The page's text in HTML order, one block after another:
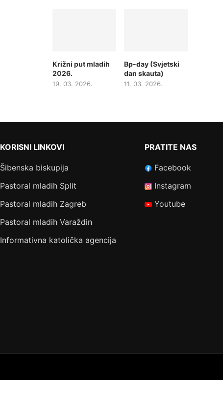
Križni put mladih
2026.
19. 03. 2026.
Bp-day (Svjetski
dan skauta)
11. 03. 2026.
KORISNI LINKOVI
Šibenska biskupija
Pastoral mladih Split
Pastoral mladih Zagreb
Pastoral mladih Varaždin
Informativna katolička agencija
PRATITE NAS
Facebook
Instagram
Youtube